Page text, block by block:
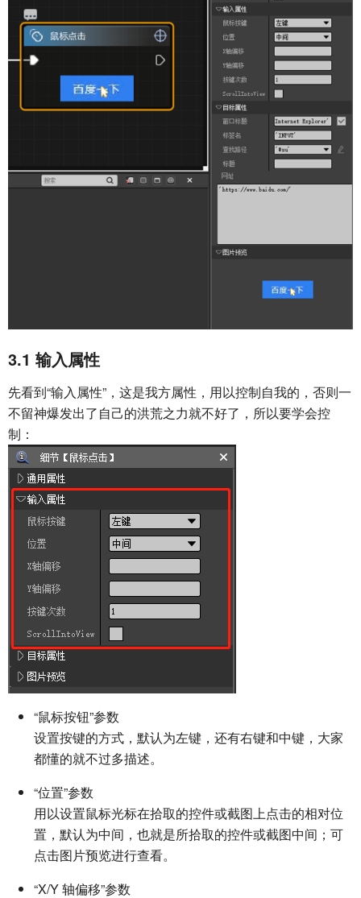
3.1 输入属性
先看到“输入属性”，这是我方属性，用以控制自我的，否则一
不留神爆发出了自己的洪荒之力就不好了，所以要学会控
制：
“鼠标按钮”参数
设置按键的方式，默认为左键，还有右键和中键，大家
都懂的就不过多描述。
“位置”参数
用以设置鼠标光标在拾取的控件或截图上点击的相对位
置，默认为中间，也就是所拾取的控件或截图中间；可
点击图片预览进行查看。
“X/Y 轴偏移”参数